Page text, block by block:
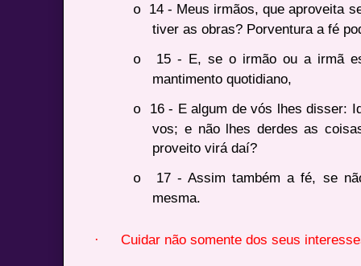
o 14 - Meus irmãos, que aproveita
tiver as obras? Porventura a fé
o
15 - E, se o irmão ou a irmã
mantimento quotidiano,
o
16 - E algum de vós lhes disser:
vos; e não lhes derdes as
proveito virá daí?
o
17 - Assim também a fé, se
mesma.
· Cuidar não somente dos seus